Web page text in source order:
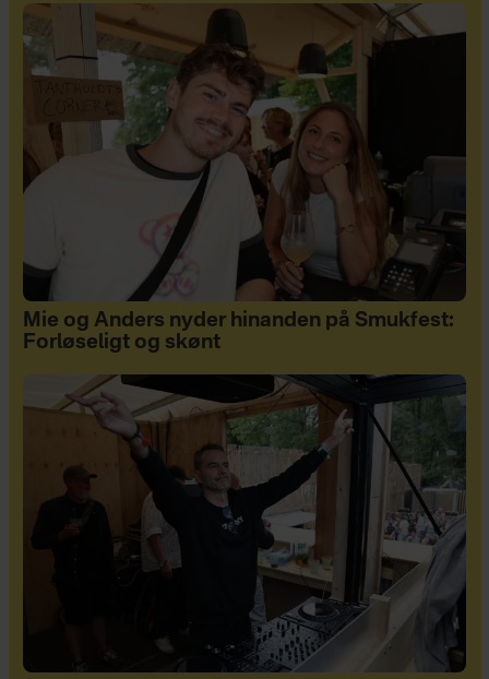
Mie og Anders nyder hinanden på Smukfest:
Forløseligt og skønt